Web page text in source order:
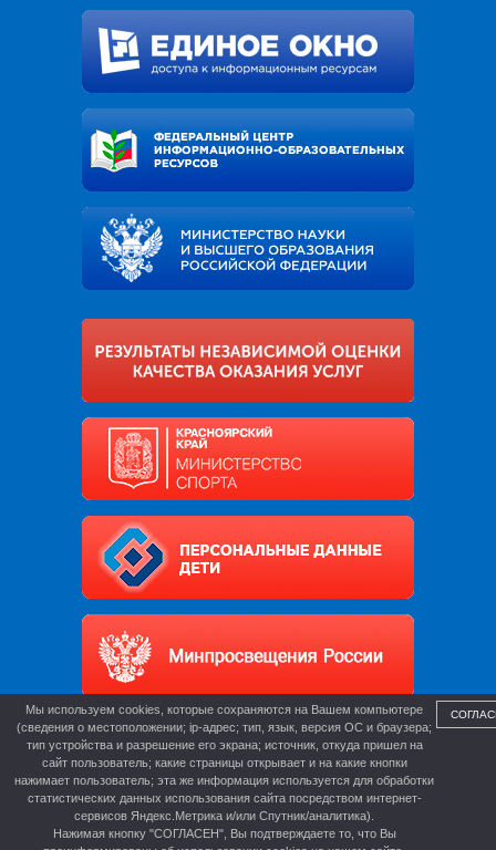
Мы используем cookies, которые сохраняются на Вашем компьютере
(сведения о местоположении; ip-адрес; тип, язык, версия ОС и браузера;
тип устройства и разрешение его экрана; источник, откуда пришел на
сайт пользователь; какие страницы открывает и на какие кнопки
нажимает пользователь; эта же информация используется для обработки
статистических данных использования сайта посредством интернет-
сервисов Яндекс.Метрика и/или Спутник/аналитика).
Нажимая кнопку "СОГЛАСЕН", Вы подтверждаете то, что Вы